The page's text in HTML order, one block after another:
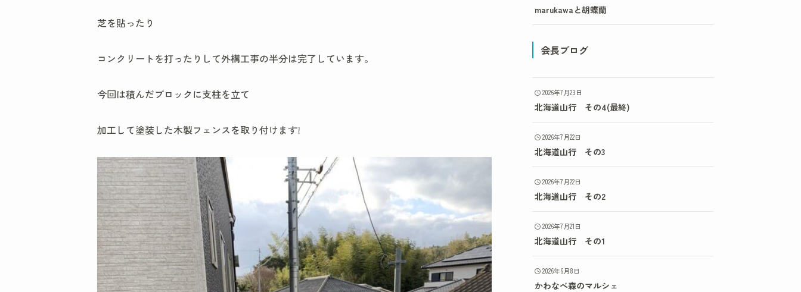
芝を貼ったり
コンクリートを打ったりして外構工事の半分は完了しています。
今回は積んだブロックに支柱を立て
加工して塗装した木製フェンスを取り付けます❕
marukawaと胡蝶蘭
会長ブログ
2026年7月23日
北海道山行 その4(最終)
2026年7月22日
北海道山行 その3
2026年7月22日
北海道山行 その2
2026年7月21日
北海道山行 その1
2026年6月8日
かわなべ森のマルシェ